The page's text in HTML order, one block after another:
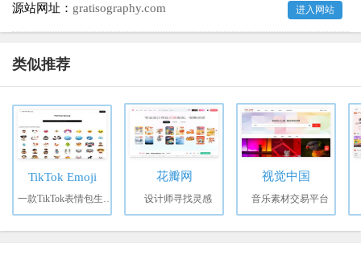
源站网址： gratisography.com 进入网站
类似推荐
TikTok Emoji 花瓣网
设计师寻找灵感
视觉中国
音乐素材交易平台